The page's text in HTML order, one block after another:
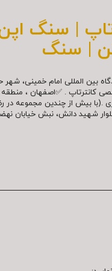
| سنگ
| سنگ
فرودگاه بین المللی امام خمینی،
کانترتاپ . ✅اصفهان ،
.(با بیش از چندین مجموعه در
شهيد دانش، نبش خیابان